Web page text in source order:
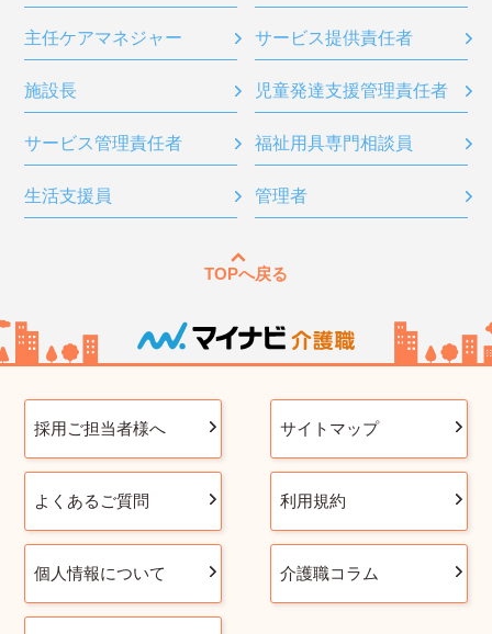
主任ケアマネジャー サービス提供責任者
施設長 児童発達支援管理責任者
サービス管理責任者 福祉用具専門相談員
生活支援員 管理者
TOPへ戻る
採用ご担当者様へ サイトマップ
よくあるご質問 利用規約
個人情報について 介護職コラム